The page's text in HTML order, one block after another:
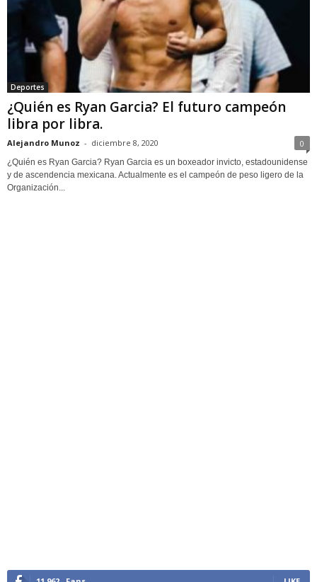
Deportes
¿Quién es Ryan Garcia? El futuro campeón
libra por libra.
Alejandro Munoz - diciembre 8, 2020 0
¿Quién es Ryan Garcia? Ryan Garcia es un boxeador invicto, estadounidense
y de ascendencia mexicana. Actualmente es el campeón de peso ligero de la
Organización...